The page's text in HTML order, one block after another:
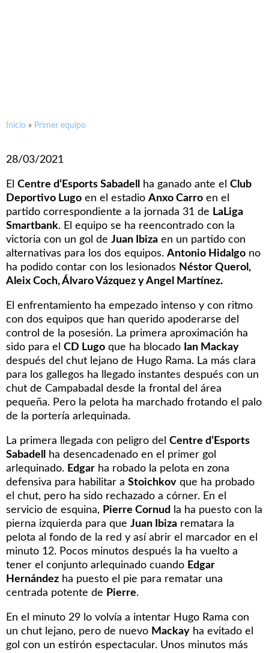
Inicio » Primer equipo
28/03/2021
El Centre d’Esports Sabadell ha ganado ante el Club
Deportivo Lugo en el estadio Anxo Carro en el
partido correspondiente a la jornada 31 de LaLiga
Smartbank. El equipo se ha reencontrado con la
victoria con un gol de Juan Ibiza en un partido con
alternativas para los dos equipos. Antonio Hidalgo no
ha podido contar con los lesionados Néstor Querol,
Aleix Coch, Álvaro Vázquez y Angel Martínez.
El enfrentamiento ha empezado intenso y con ritmo
con dos equipos que han querido apoderarse del
control de la posesión. La primera aproximación ha
sido para el CD Lugo que ha blocado Ian Mackay
después del chut lejano de Hugo Rama. La más clara
para los gallegos ha llegado instantes después con un
chut de Campabadal desde la frontal del área
pequeña. Pero la pelota ha marchado frotando el palo
de la portería arlequinada.
La primera llegada con peligro del Centre d’Esports
Sabadell
ha desencadenado en el primer gol
arlequinado. Edgar ha robado la pelota en zona
defensiva para habilitar a Stoichkov que ha probado
el chut, pero ha sido rechazado a córner. En el
servicio de esquina, Pierre Cornud
la ha puesto con la
pierna izquierda para que Juan Ibiza rematara la
pelota al fondo de la red y así abrir el marcador en el
minuto 12. Pocos minutos después la ha vuelto a
tener el conjunto arlequinado cuando Edgar
Hernández ha puesto el pie para rematar una
centrada potente de Pierre.
En el minuto 29 lo volvía a intentar Hugo Rama con
un chut lejano, pero de nuevo Mackay ha evitado el
gol con un estirón espectacular. Unos minutos más